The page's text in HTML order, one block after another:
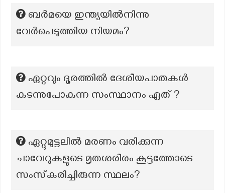
ബർമയെ ഇന്ത്യയിൽനിന്നു
വേർപെടുത്തിയ നിയമം?
ഏറ്റവും ദൂരത്തിൽ ദേശീയപാതകൾ
കടന്നുപോകുന്ന സംസ്ഥാനം ഏത് ?
ഏറ്റുമുട്ടലിൽ മരണം വരിക്കുന്ന
ചാവേറുകളുടെ മൃതശരീരം കൂട്ടത്തോടെ
സംസ്‌കരിച്ചിരുന്ന സ്ഥലം?